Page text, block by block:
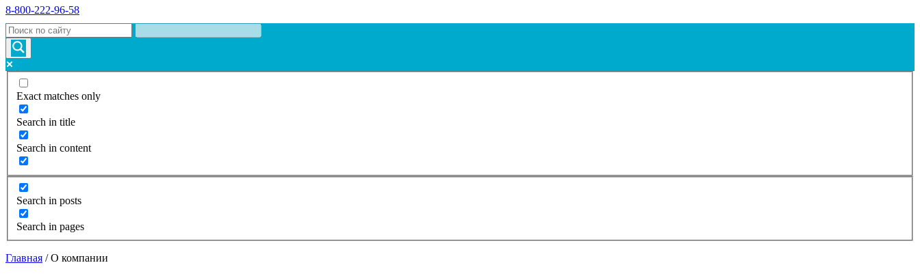
8-800-222-96-58
Exact matches only
Search in title
Search in content
Search in posts
Search in pages
Главная /О компании